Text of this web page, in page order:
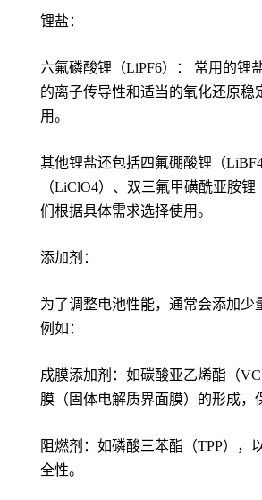
锂盐：
六氟磷酸锂（LiPF6）： 常用的锂
的离子传导性和适当的氧化还原稳
用。
其他锂盐还包括四氟硼酸锂（
（LiClO4）、双三氟甲磺酰亚胺
们根据具体需求选择使用。
添加剂：
为了调整电池性能，通常会添加少
例如：
成膜添加剂：如碳酸亚乙烯酯（
膜（固体电解质界面膜）的形成，
阻燃剂：如磷酸三苯酯（TPP），
全性。